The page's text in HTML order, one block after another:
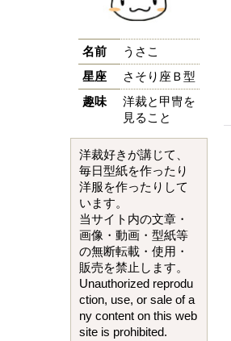
名前
うさこ
星座
さそり座Ｂ型
趣味
洋裁と甲冑を
見ること
洋裁好きが講じて、
毎日型紙を作ったり
洋服を作ったりして
います。
当サイト内の文章・
画像・動画・型紙等
の無断転載・使用・
販売を禁止します。
Unauthorized reprodu
ction, use, or sale of a
ny content on this web
site is prohibited.